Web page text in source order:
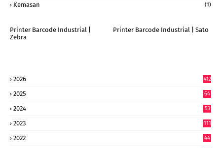
Kemasan (1)
Printer Barcode Industrial |
Zebra
Printer Barcode Industrial | Sato
2026 412
2025
64
2024
53
2023 111
2022
44